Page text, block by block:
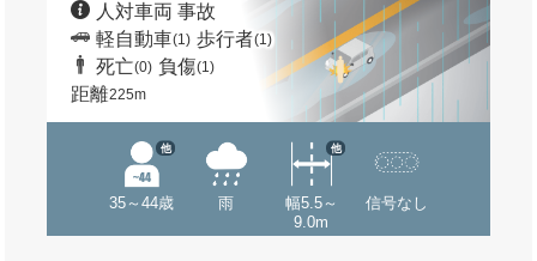
人対車両 事故
軽自動車(1) 歩行者(1)
死亡(0) 負傷(1)
距離225m
35～44歳
他
雨
幅5.5～
9.0m
他
信号なし